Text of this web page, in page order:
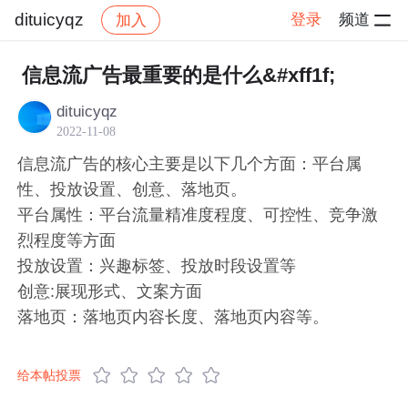
dituicyqz 加入 登录 频道
社区 dituicyqz 问题求助 帖子详情
信息流广告最重要的是什么&#xff1f;
dituicyqz
2022-11-08
信息流广告的核心主要是以下几个方面：平台属
性、投放设置、创意、落地页。
平台属性：平台流量精准度程度、可控性、竞争激
烈程度等方面
投放设置：兴趣标签、投放时段设置等
创意:展现形式、文案方面
落地页：落地页内容长度、落地页内容等。
给本帖投票